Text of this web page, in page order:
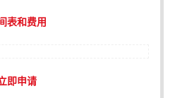
表和费用
即申请